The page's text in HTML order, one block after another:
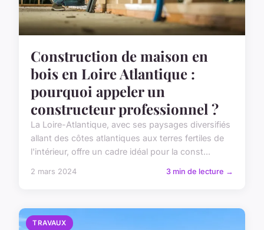
Construction de maison en
bois en Loire Atlantique :
pourquoi appeler un
constructeur professionnel ?
La Loire-Atlantique, avec ses paysages diversifiés
allant des côtes atlantiques aux terres fertiles de
l'intérieur, offre un cadre idéal pour la const...
2 mars 2024 3 min de lecture →
TRAVAUX